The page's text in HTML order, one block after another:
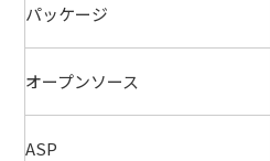
パッケージ
オープンソース
ASP